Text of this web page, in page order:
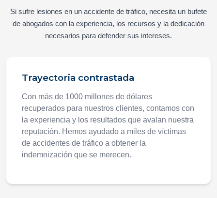
Si sufre lesiones en un accidente de tráfico, necesita un bufete
de abogados con la experiencia, los recursos y la dedicación
necesarios para defender sus intereses.
Trayectoria contrastada
Con más de 1000 millones de dólares
recuperados para nuestros clientes, contamos con
la experiencia y los resultados que avalan nuestra
reputación. Hemos ayudado a miles de víctimas
de accidentes de tráfico a obtener la
indemnización que se merecen.